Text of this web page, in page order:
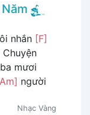
nhắn [F]
mươi
người
Nhạc Vàng